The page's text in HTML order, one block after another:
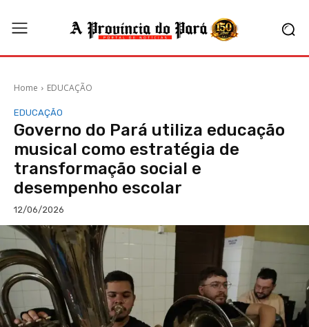
Home EDUCAÇÃO
EDUCAÇÃO
Governo do Pará utiliza educação
musical como estratégia de
transformação social e
desempenho escolar
12/06/2026